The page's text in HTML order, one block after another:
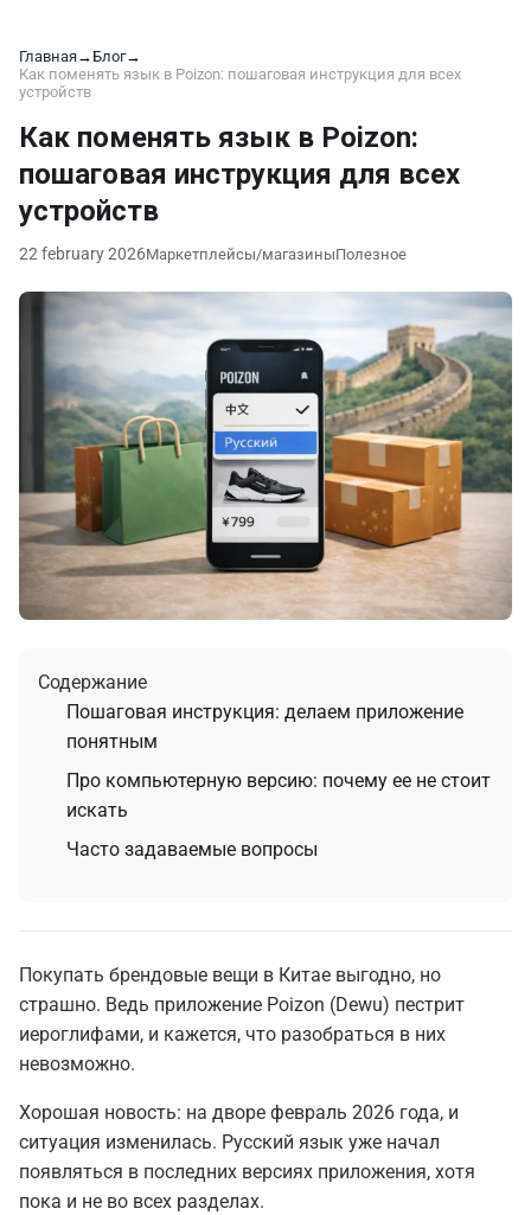
Главная→ Блог→
Как поменять язык в Poizon: пошаговая инструкция для всех
устройств
Как поменять язык в Poizon:
пошаговая инструкция для всех
устройств
22 february 2026Маркетплейсы/магазиныПолезное
Содержание
Пошаговая инструкция: делаем приложение
понятным
Про компьютерную версию: почему ее не стоит
искать
Часто задаваемые вопросы
Покупать брендовые вещи в Китае выгодно, но
страшно. Ведь приложение Poizon (Dewu) пестрит
иероглифами, и кажется, что разобраться в них
невозможно.
Хорошая новость: на дворе февраль 2026 года, и
ситуация изменилась. Русский язык уже начал
появляться в последних версиях приложения, хотя
пока и не во всех разделах.